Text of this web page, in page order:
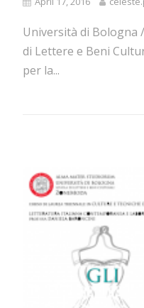
Università di Bologna
di Lettere e Beni
per la...